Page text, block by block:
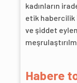
kadınların
etik habercilik
ve şiddet
Habere